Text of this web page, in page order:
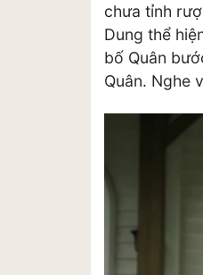
chưa tỉnh
Dung thể
bố Quân
Quân. Nghe